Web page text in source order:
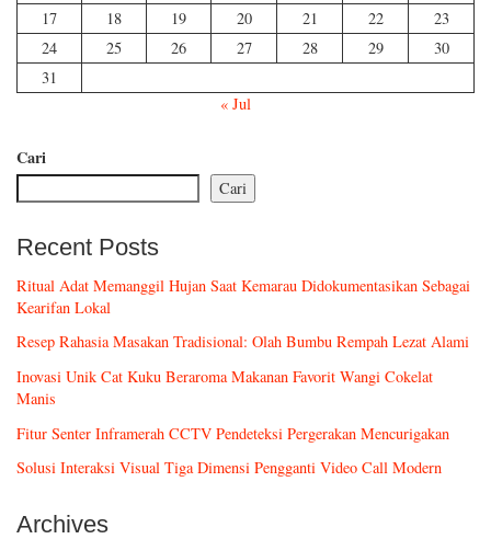
17
18 19 20 21 22
23
24
25 26 27 28 29
30
31
« Jul
Cari
Cari
Recent Posts
Ritual Adat Memanggil Hujan Saat Kemarau Didokumentasikan Sebagai
Kearifan Lokal
Resep Rahasia Masakan Tradisional: Olah Bumbu Rempah Lezat Alami
Inovasi Unik Cat Kuku Beraroma Makanan Favorit Wangi Cokelat
Manis
Fitur Senter Inframerah CCTV Pendeteksi Pergerakan Mencurigakan
Solusi Interaksi Visual Tiga Dimensi Pengganti Video Call Modern
Archives